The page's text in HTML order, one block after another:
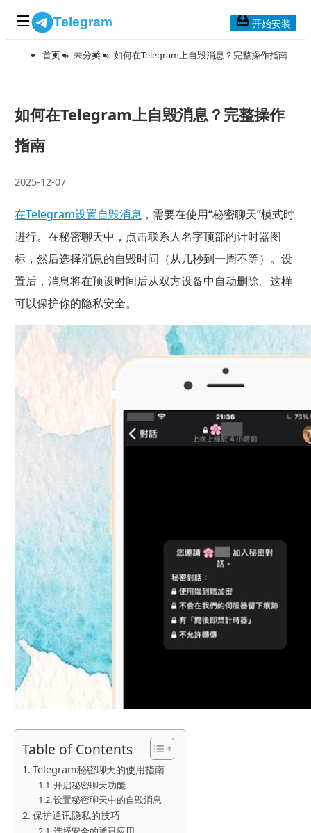
Telegram
应用下载
Telegram安卓版
Telegram Web版
开始安装
首页 » 未分类 » 如何在Telegram上自毁消息？完整操作指南
如何在Telegram上自毁消息？完整操作
指南
2025-12-07
在Telegram设置自毁消息 ，需要在使用“秘密聊天”模式时
进行。在秘密聊天中，点击联系人名字顶部的计时器图
标，然后选择消息的自毁时间（从几秒到一周不等）。设
置后，消息将在预设时间后从双方设备中自动删除。这样
可以保护你的隐私安全。
Table of Contents
Telegram秘密聊天的使用指南
开启秘密聊天功能
设置秘密聊天中的自毁消息
保护通讯隐私的技巧